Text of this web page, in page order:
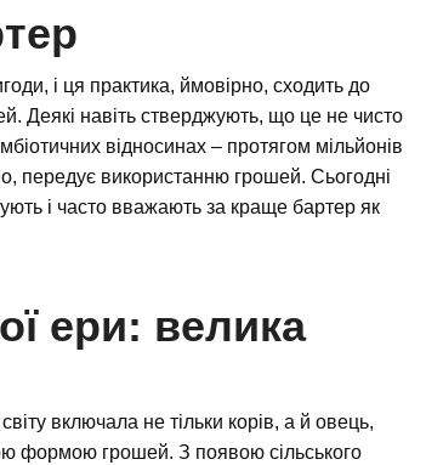
і ця практика, ймовірно, сходить до
Деякі навіть стверджують, що це не чисто
відносинах – протягом мільйонів
передує використанню грошей. Сьогодні
і часто вважають за краще бартер як
ери: велика
включала не тільки корів, а й овець,
формою грошей. З появою сільського